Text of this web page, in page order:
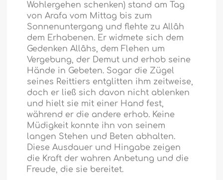
Wohlergehen schenken) stand am Tag
von Arafa vom Mittag bis zum
Sonnenuntergang und flehte zu Allâh
dem Erhabenen. Er widmete sich dem
Gedenken Allâhs, dem Flehen um
Vergebung, der Demut und erhob seine
Hände in Gebeten. Sogar die Zügel
seines Reittiers entglitten ihm zeitweise,
doch er ließ sich davon nicht ablenken
und hielt sie mit einer Hand fest,
während er die andere erhob. Keine
Müdigkeit konnte ihn von seinem
langen Stehen und Beten abhalten.
Diese Ausdauer und Hingabe zeigen
die Kraft der wahren Anbetung und die
Freude, die sie bereitet.